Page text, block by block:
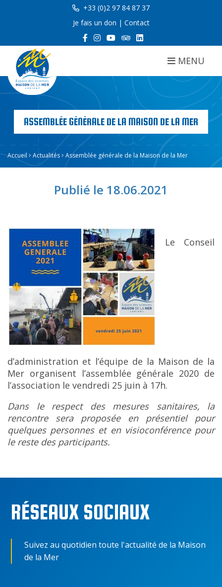
+33 (0)2 97 84 87 37
Je fais un don | Contact
MENU
ASSEMBLÉE GÉNÉRALE DE LA MAISON DE LA MER
Accueil Actualités Assemblée générale de la Maison de la Mer
Publié le 18.06.2021
Le Conseil
d’administration et l’équipe de la Maison de la
Mer organisent l’assemblée générale 2020 de
l’association le vendredi 25 juin à 17h.
Dans le respect des mesures sanitaires, la
rencontre sera proposée en présentiel pour
quelques personnes et en visioconférence pour
le reste des participants.
RÉSEAUX SOCIAUX
Suivez au quotidien toute l'actualité de la Maison
de la Mer